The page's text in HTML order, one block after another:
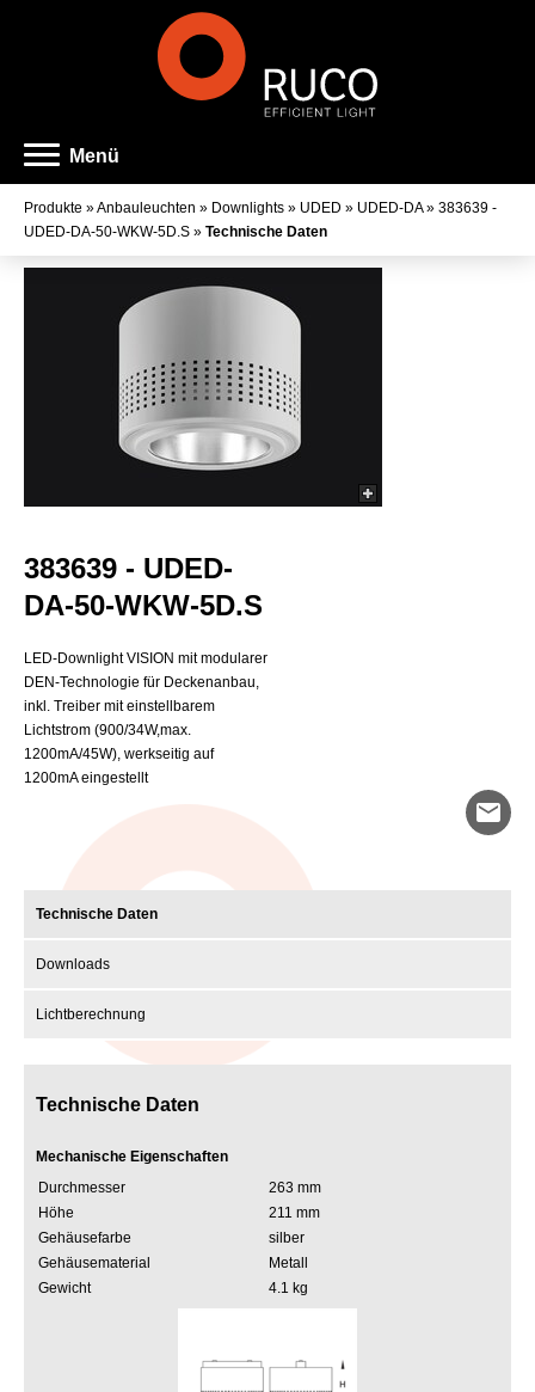
Menü
Produkte »Anbauleuchten » Downlights » UDED » UDED-DA» 383639 -
UDED-DA-50-WKW-5D.S » Technische Daten
383639 - UDED-
DA-50-WKW-5D.S
LED-Downlight VISION mit modularer
DEN-Technologie für Deckenanbau,
inkl. Treiber mit einstellbarem
Lichtstrom (900/34W,max.
1200mA/45W), werkseitig auf
1200mA eingestellt
mail
Technische Daten
Downloads
Lichtberechnung
Technische Daten
Mechanische Eigenschaften
Durchmesser
263 mm
Höhe
211 mm
Gehäusefarbe
silber
Gehäusematerial
Metall
Gewicht
4.1 kg